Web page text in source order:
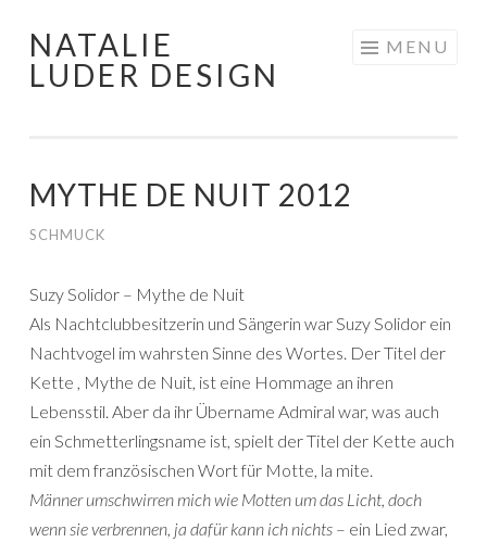
Skip
NATALIE
LUDER DESIGN
MENU
MYTHE DE NUIT 2012
SCHMUCK
Suzy Solidor – Mythe de Nuit
Als Nachtclubbesitzerin und Sängerin war Suzy Solidor ein
Nachtvogel im wahrsten Sinne des Wortes. Der Titel der
Kette , Mythe de Nuit, ist eine Hommage an ihren
Lebensstil. Aber da ihr Übername Admiral war, was auch
ein Schmetterlingsname ist, spielt der Titel der Kette auch
mit dem französischen Wort für Motte, la mite.
Männer umschwirren mich wie Motten um das Licht, doch
wenn sie verbrennen, ja dafür kann ich nichts – ein Lied zwar,